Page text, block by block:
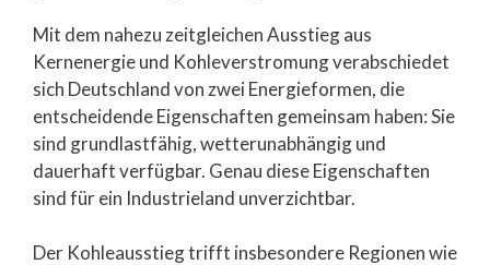
Mit dem nahezu zeitgleichen Ausstieg aus
Kernenergie und Kohleverstromung verabschiedet
sich Deutschland von zwei Energieformen, die
entscheidende Eigenschaften gemeinsam haben: Sie
sind grundlastfähig, wetterunabhängig und
dauerhaft verfügbar. Genau diese Eigenschaften
sind für ein Industrieland unverzichtbar.
Der Kohleausstieg trifft insbesondere Regionen wie